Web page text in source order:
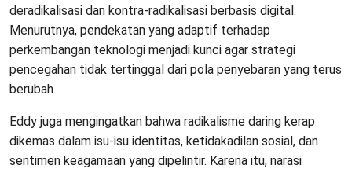
deradikalisasi dan kontra-radikalisasi berbasis digital.
Menurutnya, pendekatan yang adaptif terhadap
perkembangan teknologi menjadi kunci agar strategi
pencegahan tidak tertinggal dari pola penyebaran yang terus
berubah.
Eddy juga mengingatkan bahwa radikalisme daring kerap
dikemas dalam isu-isu identitas, ketidakadilan sosial, dan
sentimen keagamaan yang dipelintir. Karena itu, narasi